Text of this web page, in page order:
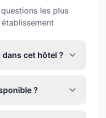
les plus
cet hôtel ?
?